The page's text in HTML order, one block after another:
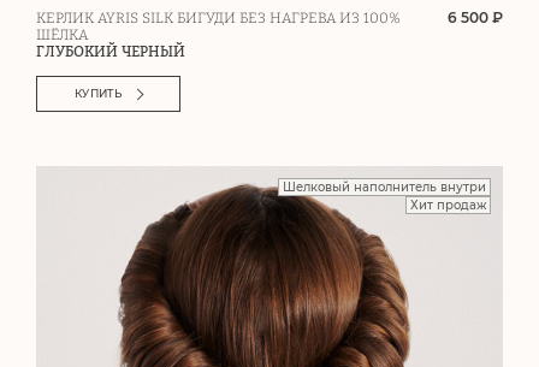
КЕРЛИК AYRIS SILK БИГУДИ БЕЗ НАГРЕВА ИЗ 100%
ШЁЛКА
ГЛУБОКИЙ ЧЕРНЫЙ
6 500 ₽
КУПИТЬ
Шелковый наполнитель внутри
Хит продаж